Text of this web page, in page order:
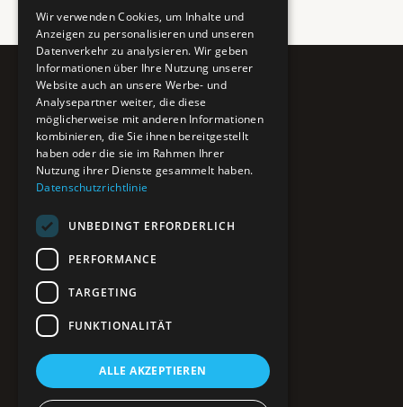
Pure BiH
Authentisches Bosnien & Herzegowina
Ein Teil des BTP Reise-Netzwerks.
POIs entdecken
Interaktive Karte
Reiseblog
Reiseinfos & Tipps
Impressum
Datenschutz
Wir verwenden Cookies, um Inhalte und
Anzeigen zu personalisieren und unseren
Datenverkehr zu analysieren. Wir geben
Informationen über Ihre Nutzung unserer
Website auch an unsere Werbe- und
Analysepartner weiter, die diese
möglicherweise mit anderen Informationen
kombinieren, die Sie ihnen bereitgestellt
haben oder die sie im Rahmen Ihrer
Nutzung ihrer Dienste gesammelt haben.
Datenschutzrichtlinie
UNBEDINGT ERFORDERLICH
PERFORMANCE
TARGETING
FUNKTIONALITÄT
ALLE AKZEPTIEREN